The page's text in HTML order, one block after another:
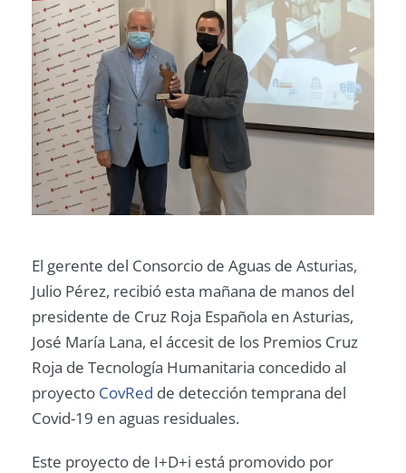
El gerente del Consorcio de Aguas de Asturias,
Julio Pérez, recibió esta mañana de manos del
presidente de Cruz Roja Española en Asturias,
José María Lana, el áccesit de los Premios Cruz
Roja de Tecnología Humanitaria concedido al
proyecto CovRed de detección temprana del
Covid-19 en aguas residuales.
Este proyecto de I+D+i está promovido por